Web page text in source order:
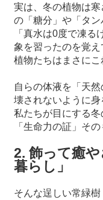
実は、冬の植物は
の「糖分」や「タ
「真水は0度で凍
象を習ったのを覚
植物たちはまさに
自らの体液を「天
壊されないように
私たちが目にする
「生命力の証」そ
2. 飾って癒
暮らし」
そんな逞しい常緑